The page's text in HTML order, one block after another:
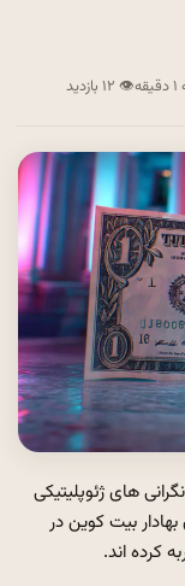
👁 ۱۲ بازدید
های ژئوپلیتیکی
بیت کوین در
کرده اند.